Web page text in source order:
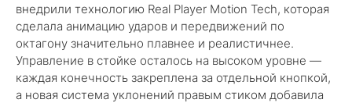
внедрили технологию Real Player Motion Tech, которая
сделала анимацию ударов и передвижений по
октагону значительно плавнее и реалистичнее.
Управление в стойке осталось на высоком уровне —
каждая конечность закреплена за отдельной кнопкой,
а новая система уклонений правым стиком добавила